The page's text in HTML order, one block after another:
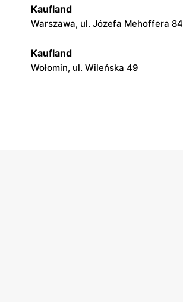
Kaufland
Warszawa, ul. Józefa Mehoffera 84
Kaufland
Wołomin, ul. Wileńska 49